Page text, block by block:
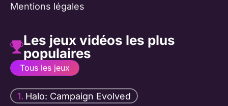
Mentions légales
Les jeux vidéos les plus
populaires
Tous les jeux
Halo: Campaign Evolved